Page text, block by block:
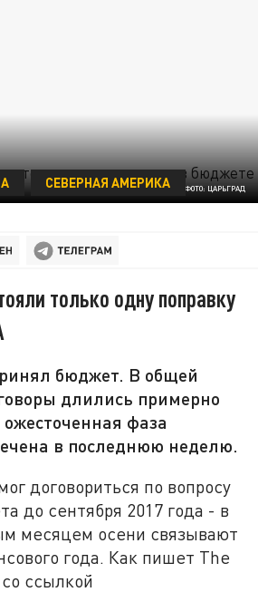
ФОТО: ЦАРЬГРАД
СЕВЕРНАЯ АМЕРИКА
только одну поправку
бюджет. В общей
длились примерно
фаза
в последнюю неделю.
договориться по вопросу
до сентября 2017 года - в
месяцем осени связывают
года. Как пишет The
ссылкой